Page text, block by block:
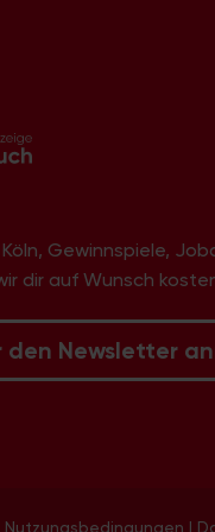
Gewinnspiele,
dir auf Wunsch
Newsletter
Nutzungsbedingungen |